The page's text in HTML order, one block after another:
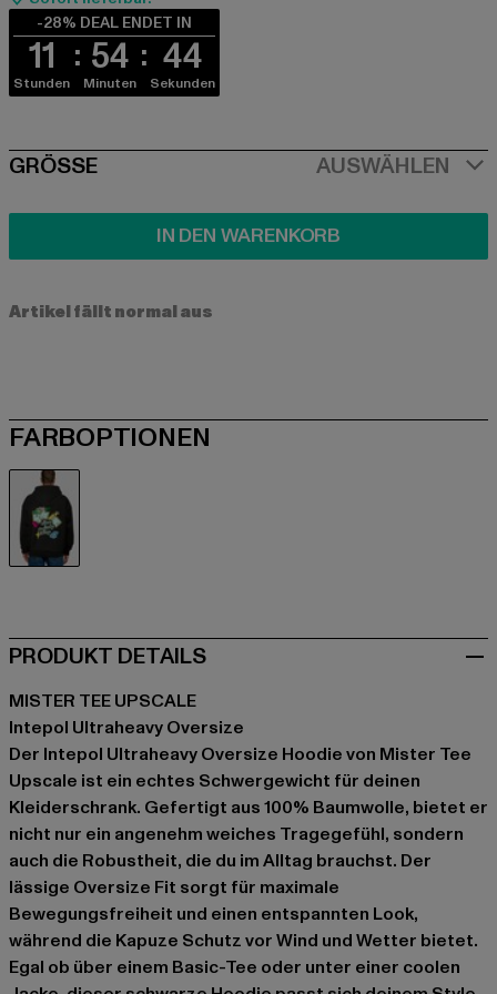
-28% DEAL ENDET IN
11
Stunden
54
Minuten
44
Sekunden
SIZE
GRÖSSE AUSWÄHLEN
IN DEN WARENKORB
Artikel fällt normal aus
FARBOPTIONEN
PRODUKT DETAILS
MISTER TEE UPSCALE
Intepol Ultraheavy Oversize
Der Intepol Ultraheavy Oversize Hoodie von Mister Tee
Upscale ist ein echtes Schwergewicht für deinen
Kleiderschrank. Gefertigt aus 100% Baumwolle, bietet er
nicht nur ein angenehm weiches Tragegefühl, sondern
auch die Robustheit, die du im Alltag brauchst. Der
lässige Oversize Fit sorgt für maximale
Bewegungsfreiheit und einen entspannten Look,
während die Kapuze Schutz vor Wind und Wetter bietet.
Egal ob über einem Basic-Tee oder unter einer coolen